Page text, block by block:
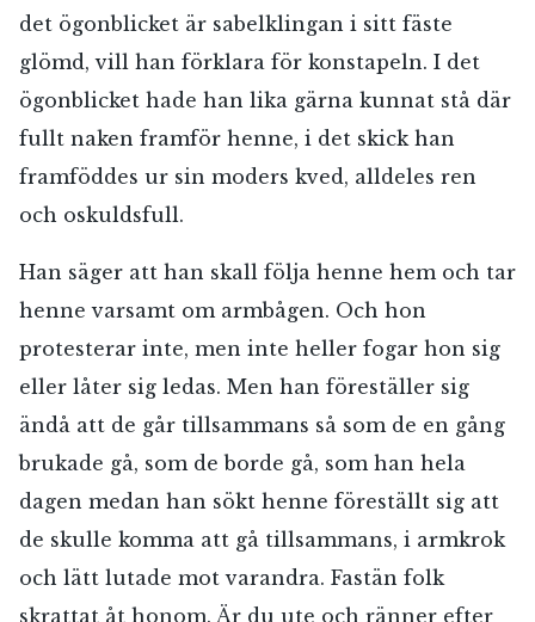
det ögonblicket är sabelklingan i sitt fäste
glömd, vill han förklara för konstapeln. I det
ögonblicket hade han lika gärna kunnat stå där
fullt naken framför henne, i det skick han
framföddes ur sin moders kved, alldeles ren
och oskuldsfull.
Han säger att han skall följa henne hem och tar
henne varsamt om armbågen. Och hon
protesterar inte, men inte heller fogar hon sig
eller låter sig ledas. Men han föreställer sig
ändå att de går tillsammans så som de en gång
brukade gå, som de borde gå, som han hela
dagen medan han sökt henne föreställt sig att
de skulle komma att gå tillsammans, i armkrok
och lätt lutade mot varandra. Fastän folk
skrattat åt honom. Är du ute och ränner efter